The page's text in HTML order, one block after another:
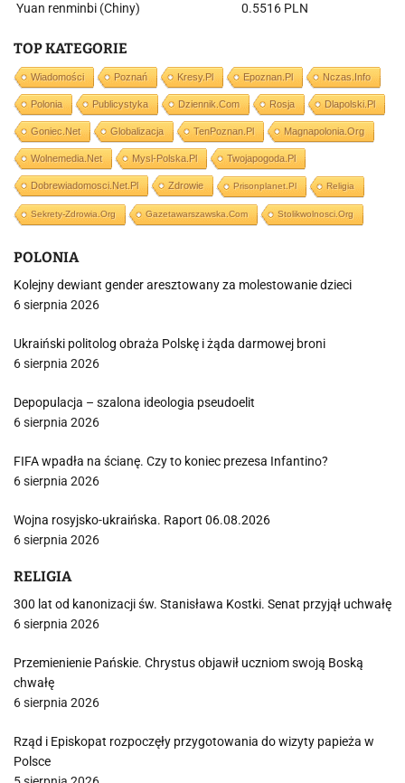
Yuan renminbi (Chiny)
0.5516 PLN
TOP KATEGORIE
Wiadomości Poznań Kresy.pl Epoznan.pl Nczas.info
Polonia Publicystyka Dziennik.com Rosja Dlapolski.pl
Goniec.net Globalizacja TenPoznan.pl Magnapolonia.org
Wolnemedia.net Mysl-Polska.pl Twojapogoda.pl
Dobrewiadomosci.net.pl Zdrowie Prisonplanet.pl Religia
Sekrety-Zdrowia.org Gazetawarszawska.com Stolikwolnosci.org
POLONIA
Kolejny dewiant gender aresztowany za molestowanie dzieci
6 sierpnia 2026
Ukraiński politolog obraża Polskę i żąda darmowej broni
6 sierpnia 2026
Depopulacja – szalona ideologia pseudoelit
6 sierpnia 2026
FIFA wpadła na ścianę. Czy to koniec prezesa Infantino?
6 sierpnia 2026
Wojna rosyjsko-ukraińska. Raport 06.08.2026
6 sierpnia 2026
RELIGIA
300 lat od kanonizacji św. Stanisława Kostki. Senat przyjął uchwałę
6 sierpnia 2026
Przemienienie Pańskie. Chrystus objawił uczniom swoją Boską
chwałę
6 sierpnia 2026
Rząd i Episkopat rozpoczęły przygotowania do wizyty papieża w
Polsce